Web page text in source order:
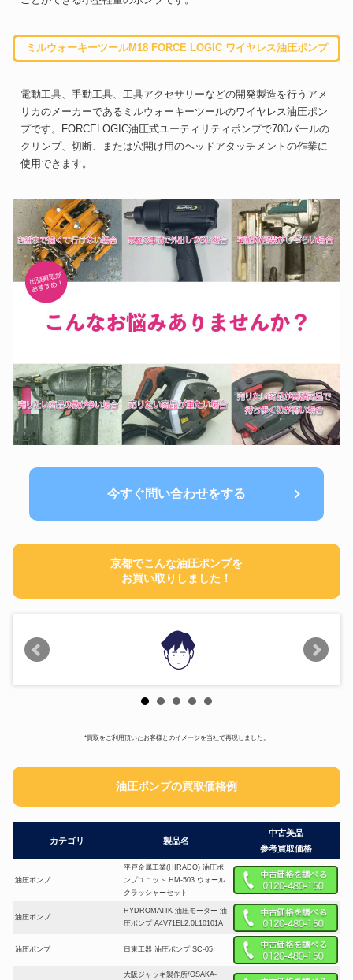
ミルウォーキーツールM18 FORCE LOGIC ワイヤレス油圧ポンプ
電動工具、手動工具、工具アクセサリーなどの開発製造を行うアメ
リカのメーカーであるミルウォーキーツールのワイヤレス油圧ポン
プです。FORCELOGIC油圧式ユーティリティポンプで700バールの
クリンプ、切断、または穴開け用のヘッドアタッチメントの作業に
使用できます。
今すぐ問い合わせをする
京都でこんな油圧ポンプを
お買い取りしました！
*買取をご利用頂いたお客様とのイメージを当社で再現しました。
油圧ポンプの買取価格例
カテゴリ 製品名
中古美品
参考買取価格
油圧ポンプ
平戸金属工業(HIRADO) 油圧ポ
ンプユニット HM-503 ウォール
クラッシャーセット
油圧ポンプ
HYDROMATIK 油圧モーター 油
圧ポンプ A4V71EL2.0L10101A
油圧ポンプ 日東工器 油圧ポンプ SC-05
大阪ジャッキ製作所/OSAKA-